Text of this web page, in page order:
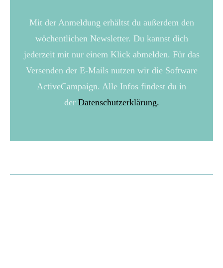
Mit der Anmeldung erhältst du außerdem den
wöchentlichen Newsletter. Du kannst dich
jederzeit mit nur einem Klick abmelden. Für das
Versenden der E-Mails nutzen wir die Software
ActiveCampaign. Alle Infos findest du in
der Datenschutzerklärung.